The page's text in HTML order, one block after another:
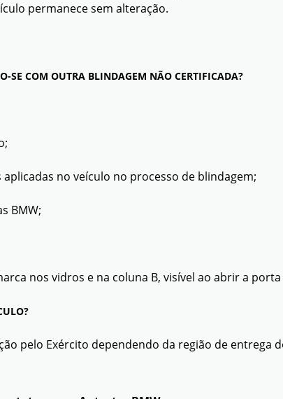
permanece sem alteração.
SE COM OUTRA BLINDAGEM NÃO CERTIFICADA?
no veículo no processo de blindagem;
BMW;
nos vidros e na coluna B, visível ao abrir a
pelo Exército dependendo da região de entrega